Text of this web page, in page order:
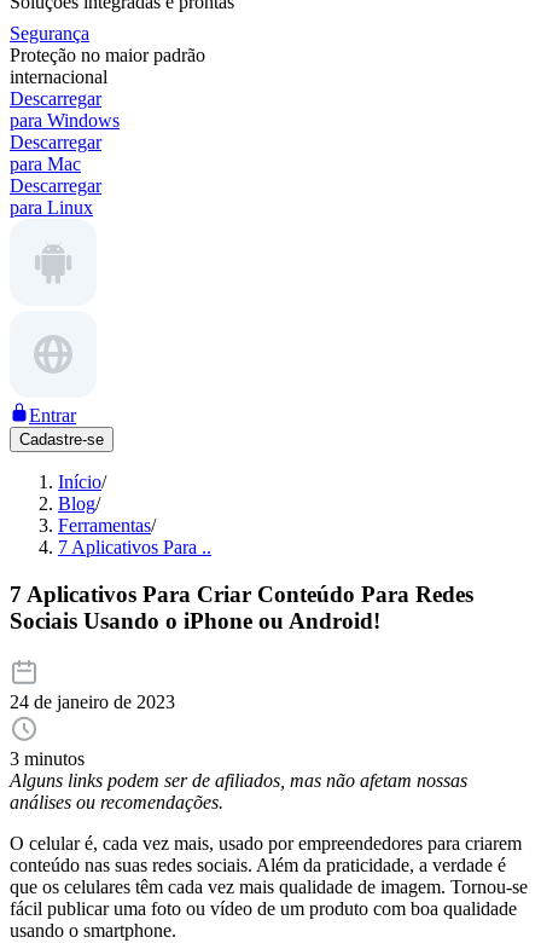
Segurança
Proteção no maior padrão
internacional
Descarregar
para Windows
Descarregar
para Mac
Descarregar
para Linux
Entrar
Cadastre-se
Início/
Blog/
Ferramentas/
7 Aplicativos Para ..
7 Aplicativos Para Criar Conteúdo Para Redes
Sociais Usando o iPhone ou Android!
24 de janeiro de 2023
3 minutos
Alguns links podem ser de afiliados, mas não afetam nossas
análises ou recomendações.
O celular é, cada vez mais, usado por empreendedores para criarem
conteúdo nas suas redes sociais. Além da praticidade, a verdade é
que os celulares têm cada vez mais qualidade de imagem. Tornou-se
fácil publicar uma foto ou vídeo de um produto com boa qualidade
usando o smartphone.